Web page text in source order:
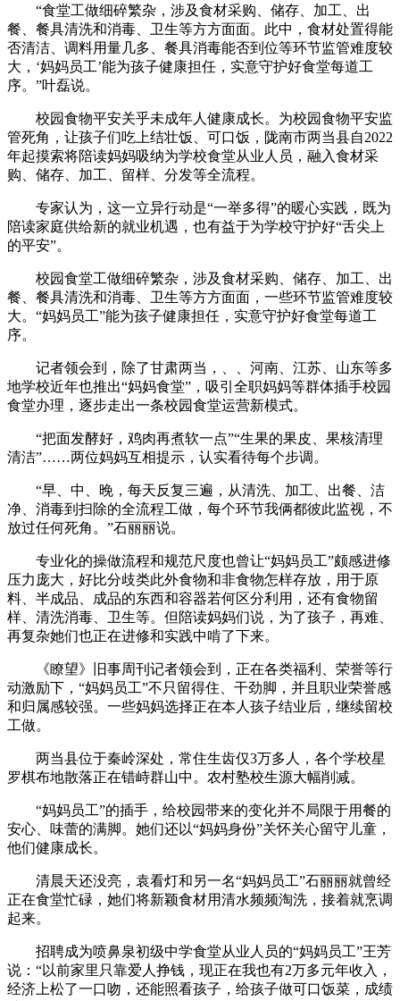
“食堂工做细碎繁杂，涉及食材采购、储存、加工、出
餐、餐具清洗和消毒、卫生等方方面面。此中，食材处置得能
否清洁、调料用量几多、餐具消毒能否到位等环节监管难度较
大，‘妈妈员工’能为孩子健康担任，实意守护好食堂每道工
序。”叶磊说。
校园食物平安关乎未成年人健康成长。为校园食物平安监
管死角，让孩子们吃上结壮饭、可口饭，陇南市两当县自2022
年起摸索将陪读妈妈吸纳为学校食堂从业人员，融入食材采
购、储存、加工、留样、分发等全流程。
专家认为，这一立异行动是“一举多得”的暖心实践，既为
陪读家庭供给新的就业机遇，也有益于为学校守护好“舌尖上
的平安”。
校园食堂工做细碎繁杂，涉及食材采购、储存、加工、出
餐、餐具清洗和消毒、卫生等方方面面，一些环节监管难度较
大。“妈妈员工”能为孩子健康担任，实意守护好食堂每道工
序。
记者领会到，除了甘肃两当，、、河南、江苏、山东等多
地学校近年也推出“妈妈食堂”，吸引全职妈妈等群体插手校园
食堂办理，逐步走出一条校园食堂运营新模式。
“把面发酵好，鸡肉再煮软一点”“生果的果皮、果核清理
清洁”……两位妈妈互相提示，认实看待每个步调。
“早、中、晚，每天反复三遍，从清洗、加工、出餐、洁
净、消毒到扫除的全流程工做，每个环节我俩都彼此监视，不
放过任何死角。”石丽丽说。
专业化的操做流程和规范尺度也曾让“妈妈员工”颇感进修
压力庞大，好比分歧类此外食物和非食物怎样存放，用于原
料、半成品、成品的东西和容器若何区分利用，还有食物留
样、清洗消毒、卫生等。但陪读妈妈们说，为了孩子，再难、
再复杂她们也正在进修和实践中啃了下来。
《瞭望》旧事周刊记者领会到，正在各类福利、荣誉等行
动激励下，“妈妈员工”不只留得住、干劲脚，并且职业荣誉感
和归属感较强。一些妈妈选择正在本人孩子结业后，继续留校
工做。
两当县位于秦岭深处，常住生齿仅3万多人，各个学校星
罗棋布地散落正在错峙群山中。农村塾校生源大幅削减。
“妈妈员工”的插手，给校园带来的变化并不局限于用餐的
安心、味蕾的满脚。她们还以“妈妈身份”关怀关心留守儿童，
他们健康成长。
清晨天还没亮，袁看灯和另一名“妈妈员工”石丽丽就曾经
正在食堂忙碌，她们将新颖食材用清水频频淘洗，接着就烹调
起来。
招聘成为喷鼻泉初级中学食堂从业人员的“妈妈员工”王芳
说：“以前家里只靠爱人挣钱，现正在我也有2万多元年收入，
经济上松了一口吻，还能照看孩子，给孩子做可口饭菜，成绩